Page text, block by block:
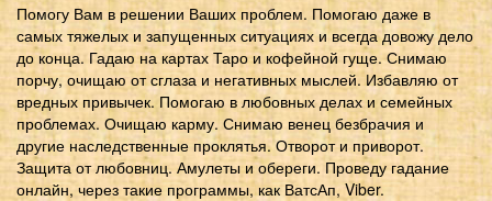
Помогу Вам в решении Ваших проблем. Помогаю даже в
самых тяжелых и запущенных ситуациях и всегда довожу дело
до конца. Гадаю на картах Таро и кофейной гуще. Снимаю
порчу, очищаю от сглаза и негативных мыслей. Избавляю от
вредных привычек. Помогаю в любовных делах и семейных
проблемах. Очищаю карму. Снимаю венец безбрачия и
другие наследственные проклятья. Отворот и приворот.
Защита от любовниц. Амулеты и обереги. Проведу гадание
онлайн, через такие программы, как ВатсАп, Viber.